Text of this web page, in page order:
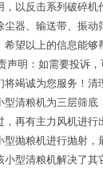
，以反击系列破碎机
器、输送带、振动
望以上的信息能够
声明：如需要投诉，
竭诚为您服务！清
型清粮机为三层筛底
，再有主力风机进
抛粮机进行抛射，
小型清粮机解决了其